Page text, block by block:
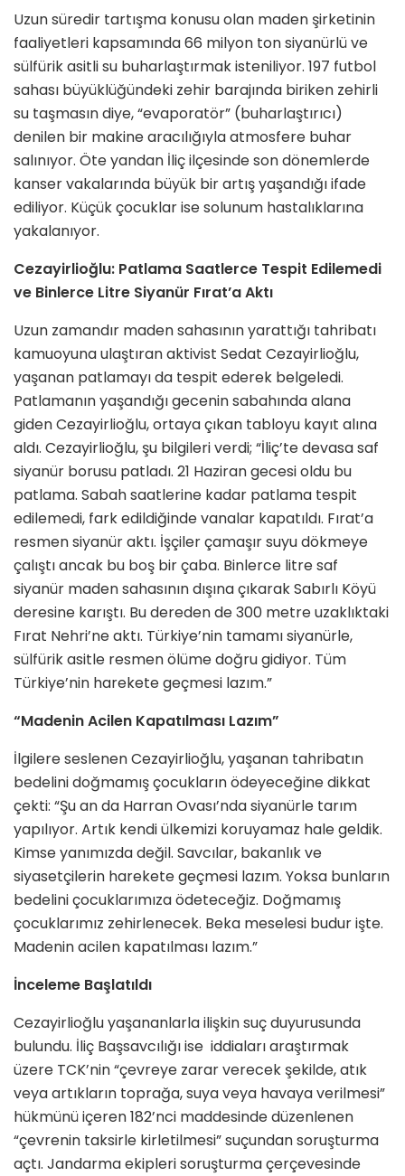
Uzun süredir tartışma konusu olan maden şirketinin
faaliyetleri kapsamında 66 milyon ton siyanürlü ve
sülfürik asitli su buharlaştırmak isteniliyor. 197 futbol
sahası büyüklüğündeki zehir barajında biriken zehirli
su taşmasın diye, “evaporatör” (buharlaştırıcı)
denilen bir makine aracılığıyla atmosfere buhar
salınıyor. Öte yandan İliç ilçesinde son dönemlerde
kanser vakalarında büyük bir artış yaşandığı ifade
ediliyor. Küçük çocuklar ise solunum hastalıklarına
yakalanıyor.
Cezayirlioğlu: Patlama Saatlerce Tespit Edilemedi
ve Binlerce Litre Siyanür Fırat’a Aktı
Uzun zamandır maden sahasının yarattığı tahribatı
kamuoyuna ulaştıran aktivist Sedat Cezayirlioğlu,
yaşanan patlamayı da tespit ederek belgeledi.
Patlamanın yaşandığı gecenin sabahında alana
giden Cezayirlioğlu, ortaya çıkan tabloyu kayıt alına
aldı. Cezayirlioğlu, şu bilgileri verdi; “İliç’te devasa saf
siyanür borusu patladı. 21 Haziran gecesi oldu bu
patlama. Sabah saatlerine kadar patlama tespit
edilemedi, fark edildiğinde vanalar kapatıldı. Fırat’a
resmen siyanür aktı. İşçiler çamaşır suyu dökmeye
çalıştı ancak bu boş bir çaba. Binlerce litre saf
siyanür maden sahasının dışına çıkarak Sabırlı Köyü
deresine karıştı. Bu dereden de 300 metre uzaklıktaki
Fırat Nehri’ne aktı. Türkiye’nin tamamı siyanürle,
sülfürik asitle resmen ölüme doğru gidiyor. Tüm
Türkiye’nin harekete geçmesi lazım.”
“Madenin Acilen Kapatılması Lazım”
İlgilere seslenen Cezayirlioğlu, yaşanan tahribatın
bedelini doğmamış çocukların ödeyeceğine dikkat
çekti: “Şu an da Harran Ovası’nda siyanürle tarım
yapılıyor. Artık kendi ülkemizi koruyamaz hale geldik.
Kimse yanımızda değil. Savcılar, bakanlık ve
siyasetçilerin harekete geçmesi lazım. Yoksa bunların
bedelini çocuklarımıza ödeteceğiz. Doğmamış
çocuklarımız zehirlenecek. Beka meselesi budur işte.
Madenin acilen kapatılması lazım.”
İnceleme Başlatıldı
Cezayirlioğlu yaşananlarla ilişkin suç duyurusunda
bulundu. İliç Başsavcılığı ise iddiaları araştırmak
üzere TCK’nin “çevreye zarar verecek şekilde, atık
veya artıkların toprağa, suya veya havaya verilmesi”
hükmünü içeren 182’nci maddesinde düzenlenen
“çevrenin taksirle kirletilmesi” suçundan soruşturma
açtı. Jandarma ekipleri soruşturma çerçevesinde